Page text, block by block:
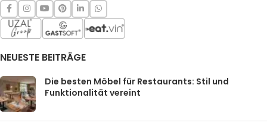
NEUESTE BEITRÄGE
Die besten Möbel für Restaurants: Stil und
Funktionalität vereint